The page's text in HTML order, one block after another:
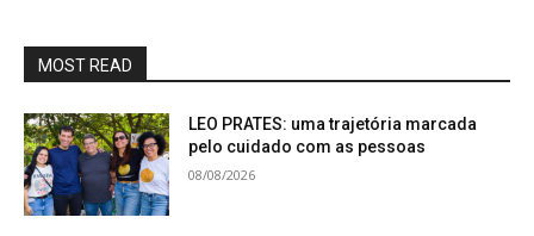
MOST READ
LEO PRATES: uma trajetória marcada
pelo cuidado com as pessoas
08/08/2026